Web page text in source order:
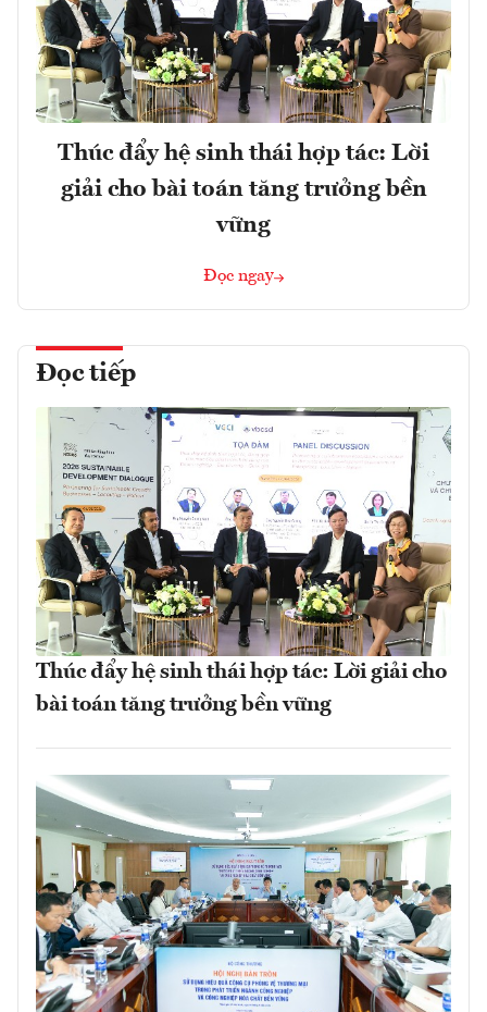
Thúc đẩy hệ sinh thái hợp tác: Lời
giải cho bài toán tăng trưởng bền
vững
Đọc ngay
Đọc tiếp
Thúc đẩy hệ sinh thái hợp tác: Lời giải cho
bài toán tăng trưởng bền vững